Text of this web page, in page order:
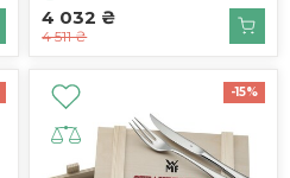
4 032 ₴
4 511 ₴
-15%